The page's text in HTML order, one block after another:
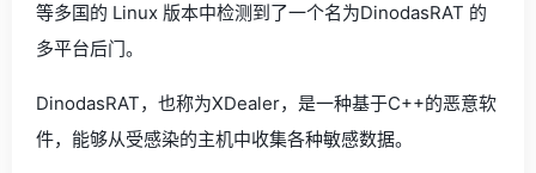
等多国的 Linux 版本中检测到了一个名为DinodasRAT 的
多平台后门。
DinodasRAT，也称为XDealer，是一种基于C++的恶意软
件，能够从受感染的主机中收集各种敏感数据。